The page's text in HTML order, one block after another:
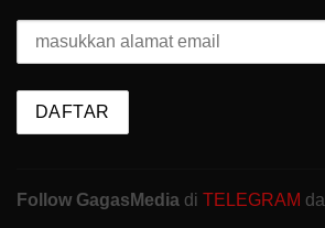
Follow GagasMedia di TELEGRAM